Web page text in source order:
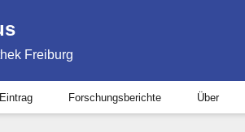
Freiburg
Forschungsberichte Über